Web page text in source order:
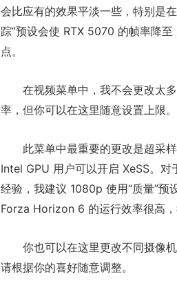
会比应有的效果平淡一些，特别是
踪”预设会使 RTX 5070 的帧率降
点。
在视频菜单中，我不会更改太
率，但你可以在这里随意设置上限
此菜单中最重要的更改是超采
Intel GPU 用户可以开启 XeSS。
经验，我建议 1080p 使用“质量”预
Forza Horizon 6 的运行效率很高，
你也可以在这里更改不同摄像
请根据你的喜好随意调整。